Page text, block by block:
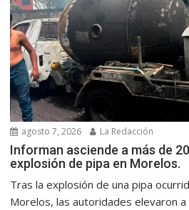
agosto 7, 2026 La Redacción
Informan asciende a más de
explosión de pipa en Morelos.
Tras la explosión de una pipa
Morelos, las autoridades elevaron a